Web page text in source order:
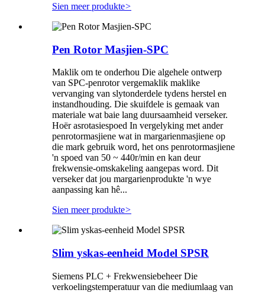
Sien meer produkte>
Pen Rotor Masjien-SPC
Maklik om te onderhou Die algehele ontwerp
van SPC-penrotor vergemaklik maklike
vervanging van slytonderdele tydens herstel en
instandhouding. Die skuifdele is gemaak van
materiale wat baie lang duursaamheid verseker.
Hoër asrotasiespoed In vergelyking met ander
penrotormasjiene wat in margarienmasjiene op
die mark gebruik word, het ons penrotormasjiene
'n spoed van 50 ~ 440r/min en kan deur
frekwensie-omskakeling aangepas word. Dit
verseker dat jou margarienprodukte 'n wye
aanpassing kan hê...
Sien meer produkte>
Slim yskas-eenheid Model SPSR
Siemens PLC + Frekwensiebeheer Die
verkoelingstemperatuur van die mediumlaag van